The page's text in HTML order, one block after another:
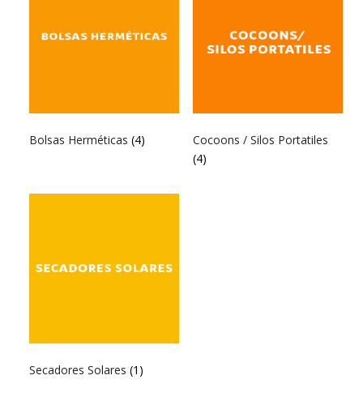
Bolsas Herméticas (4)
Cocoons / Silos Portatiles
(4)
Secadores Solares (1)